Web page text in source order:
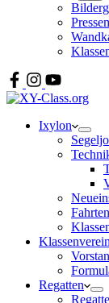
Ixylon
Regatten